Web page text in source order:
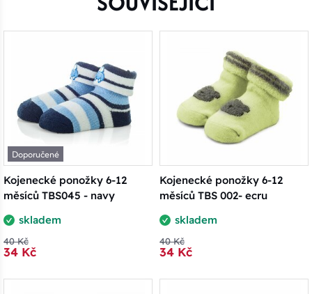
Doporučené
Kojenecké ponožky 6-12
měsíců TBS045 - navy
skladem
40 Kč
34 Kč
Kojenecké ponožky 6-12
měsíců TBS 002- ecru
skladem
40 Kč
34 Kč